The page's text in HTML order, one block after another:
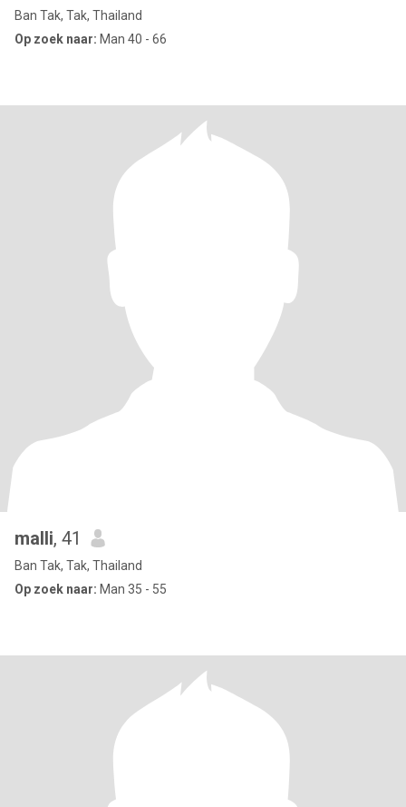
Ban Tak, Tak, Thailand
Op zoek naar: Man 40 - 66
malli, 41
Ban Tak, Tak, Thailand
Op zoek naar: Man 35 - 55